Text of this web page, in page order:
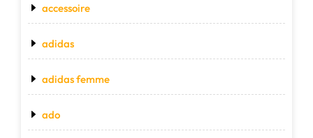
accessoire
adidas
adidas femme
ado